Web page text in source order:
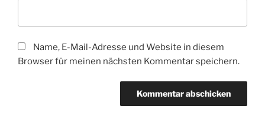
Name, E-Mail-Adresse und Website in diesem
Browser für meinen nächsten Kommentar speichern.